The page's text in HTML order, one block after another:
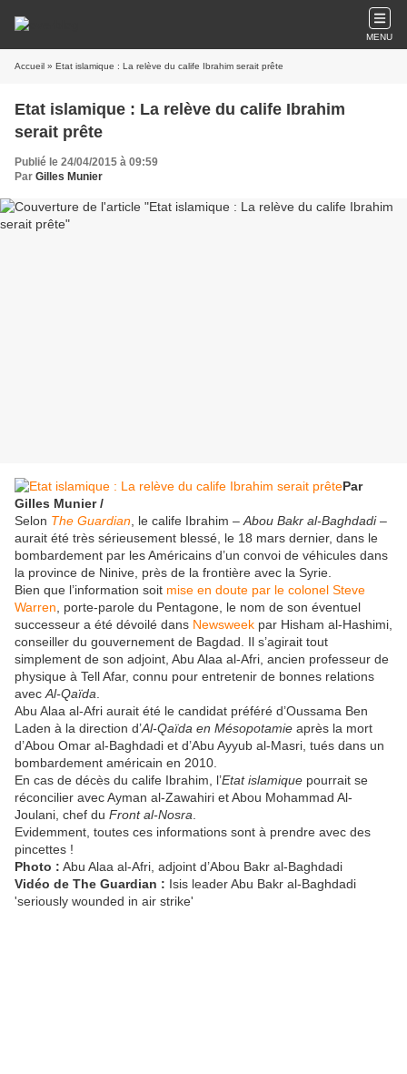
MENU
Accueil » Etat islamique : La relève du calife Ibrahim serait prête
Etat islamique : La relève du calife Ibrahim
serait prête
Publié le 24/04/2015 à 09:59
Par Gilles Munier
Par
Gilles Munier /
Selon The Guardian , le calife Ibrahim – Abou Bakr al-Baghdadi–
aurait été très sérieusement blessé, le 18 mars dernier, dans le
bombardement par les Américains d’un convoi de véhicules dans
la province de Ninive, près de la frontière avec la Syrie.
Bien que l’information soit mise en doute par le colonel Steve
Warren , porte-parole du Pentagone, le nom de son éventuel
successeur a été dévoilé dans Newsweek par Hisham al-Hashimi,
conseiller du gouvernement de Bagdad. Il s’agirait tout
simplement de son adjoint, Abu Alaa al-Afri, ancien professeur de
physique à Tell Afar, connu pour entretenir de bonnes relations
avec Al-Qaïda
Abu Alaa al-Afri aurait été le candidat préféré d’Oussama Ben
Laden à la direction d’Al-Qaïda en Mésopotamie après la mort
d’Abou Omar al-Baghdadi et d’Abu Ayyub al-Masri, tués dans un
bombardement américain en 2010.
En cas de décès du calife Ibrahim, l’Etat islamique pourrait se
réconcilier avec Ayman al-Zawahiri et Abou Mohammad Al-
Joulani, chef du Front al-Nosra
Evidemment, toutes ces informations sont à prendre avec des
pincettes !
Photo : Abu Alaa al-Afri, adjoint d’Abou Bakr al-Baghdadi
Vidéo de The Guardian : Isis leader Abu Bakr al-Baghdadi
'seriously wounded in air strike'